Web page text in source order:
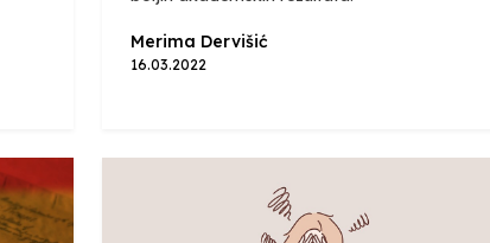
Merima Dervišić
16.03.2022